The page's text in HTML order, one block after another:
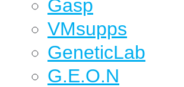
Gasp
VMsupps
GeneticLab
G.E.O.N